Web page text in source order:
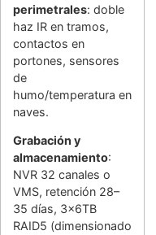
perimetrales: doble
haz IR en tramos,
contactos en
portones, sensores
de
humo/temperatura en
naves.
Grabación y
almacenamiento:
NVR 32 canales o
VMS, retención 28–
35 días, 3x6TB
RAID5 (dimensionado